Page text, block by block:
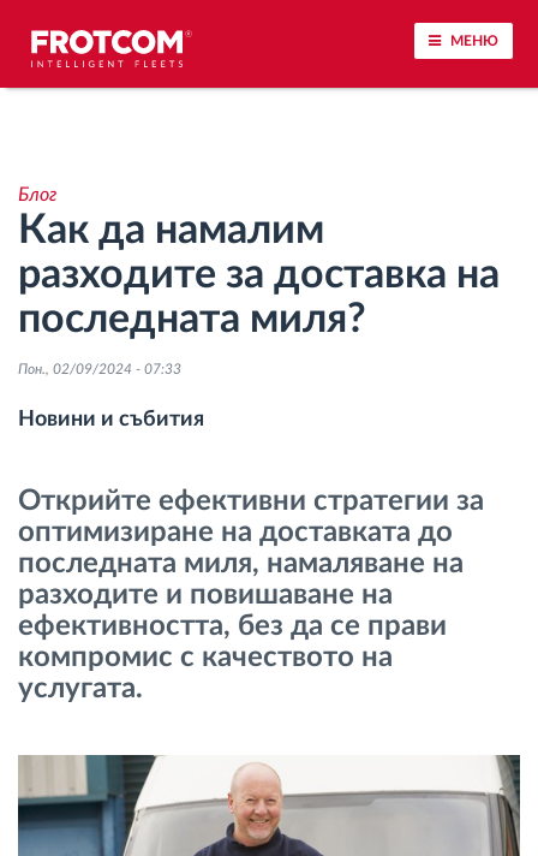
МЕНЮ
Анализ на стила на шофиране
Наблюдение на времената за шофиране
Управление на работната сила
Дистанционно сваляне на данни от тахограф
Контрол на достъпа
Управление на горивото
Планиране на маршрути и мониторинг
Автоматична идентификация на шофьора
Разберете за всички функционалности
Блог
Как да намалим
разходите за доставка на
последната миля?
Пон., 02/09/2024 - 07:33
Новини и събития
Открийте ефективни стратегии за
оптимизиране на доставката до
последната миля, намаляване на
разходите и повишаване на
ефективността, без да се прави
компромис с качеството на
услугата.